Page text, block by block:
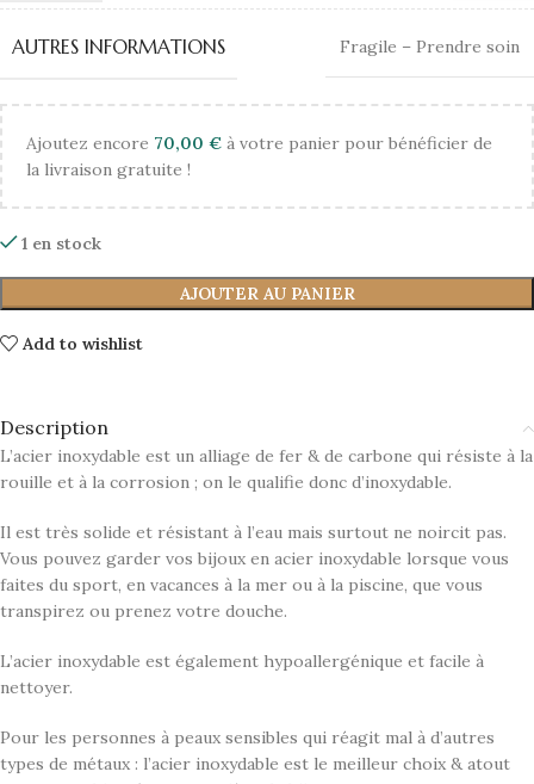
AUTRES INFORMATIONS Fragile – Prendre soin
Ajoutez encore 70,00 € à votre panier pour bénéficier de
la livraison gratuite !
1 en stock
AJOUTER AU PANIER
Add to wishlist
Description
L’acier inoxydable est un alliage de fer & de carbone qui résiste à la
rouille et à la corrosion ; on le qualifie donc d’inoxydable.
Il est très solide et résistant à l’eau mais surtout ne noircit pas.
Vous pouvez garder vos bijoux en acier inoxydable lorsque vous
faites du sport, en vacances à la mer ou à la piscine, que vous
transpirez ou prenez votre douche.
L’acier inoxydable est également hypoallergénique et facile à
nettoyer.
Pour les personnes à peaux sensibles qui réagit mal à d’autres
types de métaux : l’acier inoxydable est le meilleur choix & atout